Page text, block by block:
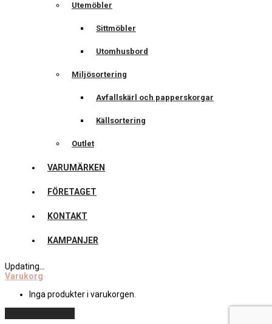
Utemöbler
Sittmöbler
Utomhusbord
Miljösortering
Avfallskärl och papperskorgar
Källsortering
Outlet
VARUMÄRKEN
FÖRETAGET
KONTAKT
KAMPANJER
Updating…
Varukorg
Inga produkter i varukorgen.